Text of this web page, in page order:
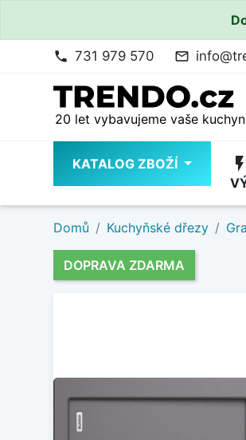
phone 731 979 570 mail_outline
20 let vybavujeme vaše
KATALOG ZBOŽÍ flash_on
Domů Kuchyňské dřezy
DOPRAVA ZDARMA